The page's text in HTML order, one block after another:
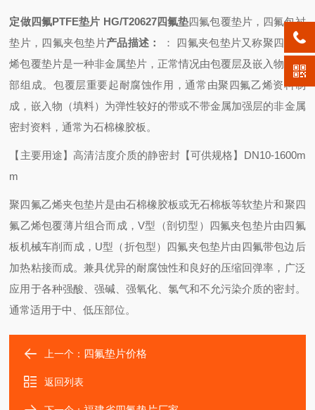
定做四氟PTFE垫片 HG/T20627四氟垫四氟包覆垫片，四氟包衬
垫片，四氟夹包垫片产品描述：
： 四氟夹包垫片又称聚四氟乙
烯包覆垫片是一种非金属垫片，正常情况由包覆层及嵌入物两局
部组成。包覆层重要起耐腐蚀作用，通常由聚四氟乙烯资料制
成，嵌入物（填料）为弹性较好的带或不带金属加强层的非金属
密封资料，通常为石棉橡胶板。
【主要用途】高清洁度介质的静密封【可供规格】DN10-1600m
m
聚四氟乙烯夹包垫片是由石棉橡胶板或无石棉板等软垫片和聚四
氟乙烯包覆薄片组合而成，V型（剖切型）四氟夹包垫片由四氟
板机械车削而成，U型（折包型）四氟夹包垫片由四氟带包边后
加热粘接而成。兼具优异的耐腐蚀性和良好的压缩回弹率，广泛
应用于各种强酸、强碱、强氧化、氯气和不允污染介质的密封。
通常适用于中、低压部位。
上一个： 四氟垫片价格
返回列表